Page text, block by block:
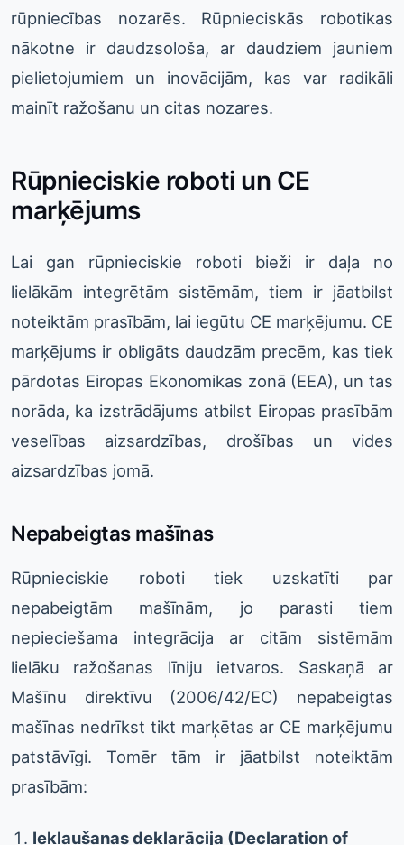
rūpniecības nozarēs. Rūpnieciskās robotikas
nākotne ir daudzsološa, ar daudziem jauniem
pielietojumiem un inovācijām, kas var radikāli
mainīt ražošanu un citas nozares.
Rūpnieciskie roboti un CE
marķējums
Lai gan rūpnieciskie roboti bieži ir daļa no
lielākām integrētām sistēmām, tiem ir jāatbilst
noteiktām prasībām, lai iegūtu CE marķējumu. CE
marķējums ir obligāts daudzām precēm, kas tiek
pārdotas Eiropas Ekonomikas zonā (EEA), un tas
norāda, ka izstrādājums atbilst Eiropas prasībām
veselības aizsardzības, drošības un vides
aizsardzības jomā.
Nepabeigtas mašīnas
Rūpnieciskie roboti tiek uzskatīti par
nepabeigtām mašīnām, jo parasti tiem
nepieciešama integrācija ar citām sistēmām
lielāku ražošanas līniju ietvaros. Saskaņā ar
Mašīnu direktīvu (2006/42/EC) nepabeigtas
mašīnas nedrīkst tikt marķētas ar CE marķējumu
patstāvīgi. Tomēr tām ir jāatbilst noteiktām
prasībām:
Iekļaušanas deklarācija (Declaration of